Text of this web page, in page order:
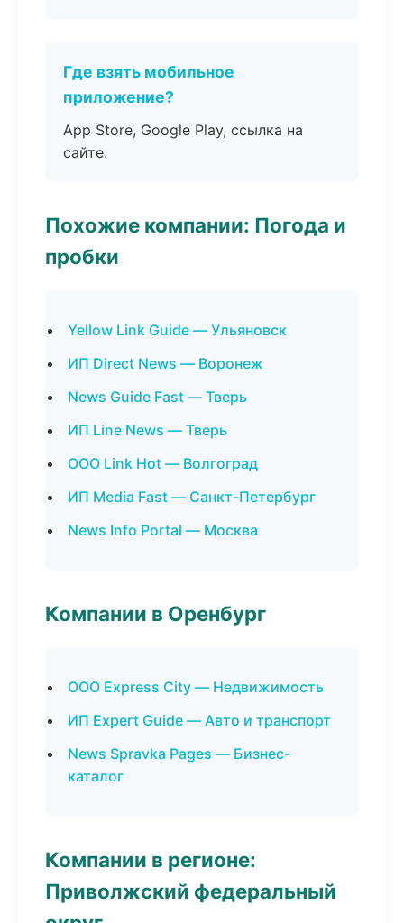
Где взять мобильное
приложение?
App Store, Google Play, ссылка на
сайте.
Похожие компании: Погода и
пробки
Yellow Link Guide — Ульяновск
ИП Direct News — Воронеж
News Guide Fast — Тверь
ИП Line News — Тверь
ООО Link Hot — Волгоград
ИП Media Fast — Санкт-Петербург
News Info Portal — Москва
Компании в Оренбург
ООО Express City — Недвижимость
ИП Expert Guide — Авто и транспорт
News Spravka Pages — Бизнес-
каталог
Компании в регионе:
Приволжский федеральный